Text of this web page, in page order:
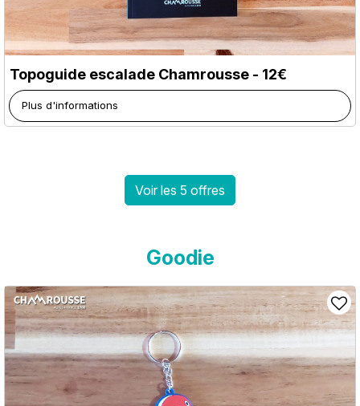
Topoguide escalade Chamrousse - 12€
Plus d'informations
Voir les 5 offres
Goodie